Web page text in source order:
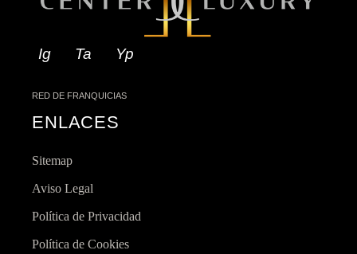
Ig Ta Yp
RED DE FRANQUICIAS
ENLACES
Sitemap
Aviso Legal
Política de Privacidad
Política de Cookies